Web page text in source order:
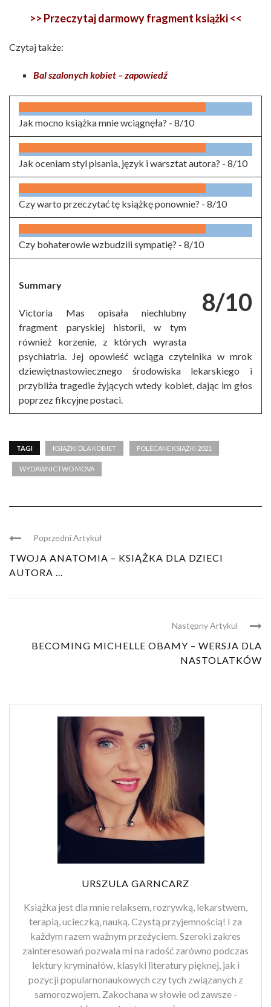
>> Przeczytaj darmowy fragment książki <<
Czytaj także:
Bal szalonych kobiet – zapowiedź
Jak mocno książka mnie wciągnęła? - 8/10
Jak oceniam styl pisania, język i warsztat autora? - 8/10
Czy warto przeczytać tę książkę ponownie? - 8/10
Czy bohaterowie wzbudzili sympatię? - 8/10
8/10
Summary
Victoria Mas opisała niechlubny
fragment paryskiej historii, w tym
również korzenie, z których wyrasta
psychiatria. Jej opowieść wciąga czytelnika w mrok
dziewiętnastowiecznego środowiska lekarskiego i
przybliża tragedie żyjących wtedy kobiet, dając im głos
poprzez fikcyjne postaci.
TAGI KSIĄŻKI DLA KOBIET POLECANE KSIĄŻKI 2021
WYDAWNICTWO MOVA
Poprzedni Artykuł
TWOJA ANATOMIA – KSIĄŻKA DLA DZIECI
AUTORA ...
Następny Artykul
BECOMING MICHELLE OBAMY – WERSJA DLA
NASTOLATKÓW
URSZULA GARNCARZ
Książka jest dla mnie relaksem, rozrywką, lekarstwem,
terapią, ucieczką, nauką. Czystą przyjemnością! I za
każdym razem ważnym przeżyciem. Szeroki zakres
zainteresowań pozwala mi na radość zarówno podczas
lektury kryminałów, klasyki literatury pięknej, jak i
pozycji popularnonaukowych czy tych związanych z
samorozwojem. Zakochana w słowie od zawsze -